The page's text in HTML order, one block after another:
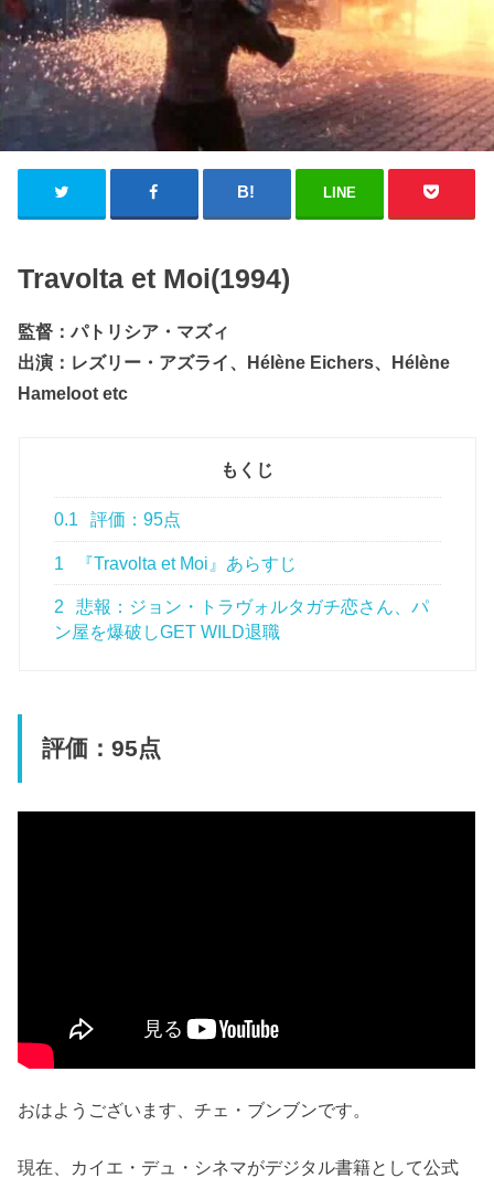
LINE
Travolta et Moi(1994)
監督：パトリシア・マズィ
出演：レズリー・アズライ、Hélène Eichers、Hélène
Hameloot etc
もくじ
0.1 評価：95点
1 『Travolta et Moi』あらすじ
2
悲報：ジョン・トラヴォルタガチ恋さん、パ
ン屋を爆破しGET WILD退職
評価：95点
おはようございます、チェ・ブンブンです。
現在、カイエ・デュ・シネマがデジタル書籍として公式